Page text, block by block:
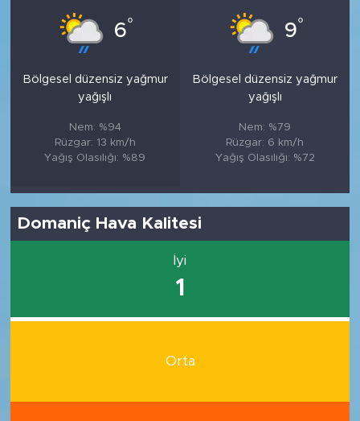
6°
Bölgesel düzensiz yağmur
yağışlı
Nem: %94
Rüzgar: 13 km/h
Yağış Olasılığı: %89
9°
Bölgesel düzensiz yağmur
yağışlı
Nem: %79
Rüzgar: 6 km/h
Yağış Olasılığı: %72
Domaniç Hava Kalitesi
İyi
1
Orta